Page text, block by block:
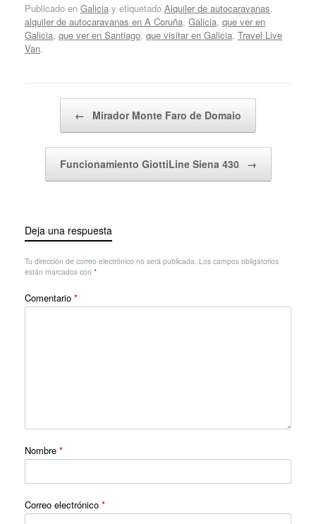
Publicado en Galicia y etiquetado Alquiler de autocaravanas,
alquiler de autocaravanas en A Coruña, Galicia, que ver en
Galicia, que ver en Santiago, que visitar en Galicia, Travel Live
Van.
← Mirador Monte Faro de Domaio
Funcionamiento GiottiLine Siena 430 →
Deja una respuesta
Tu dirección de correo electrónico no será publicada. Los campos obligatorios
están marcados con *
Comentario *
Nombre *
Correo electrónico *